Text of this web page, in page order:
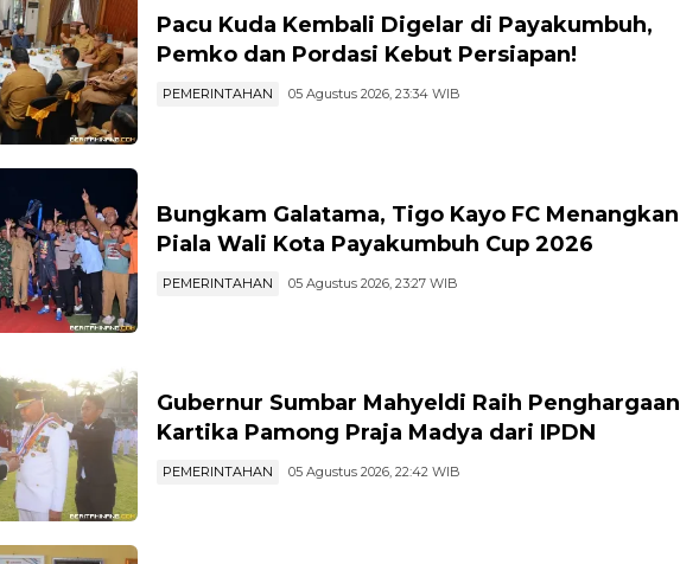
Pacu Kuda Kembali Digelar di Payakumbuh,
Pemko dan Pordasi Kebut Persiapan!
PEMERINTAHAN 05 Agustus 2026, 23:34 WIB
Bungkam Galatama, Tigo Kayo FC Menangkan
Piala Wali Kota Payakumbuh Cup 2026
PEMERINTAHAN 05 Agustus 2026, 23:27 WIB
Gubernur Sumbar Mahyeldi Raih Penghargaan
Kartika Pamong Praja Madya dari IPDN
PEMERINTAHAN 05 Agustus 2026, 22:42 WIB